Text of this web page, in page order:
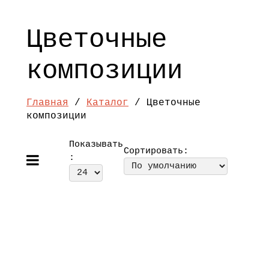
Цветочные
композиции
Главная / Каталог / Цветочные
композиции
Показывать
:
Сортировать: